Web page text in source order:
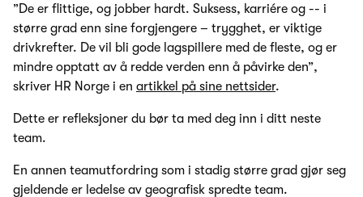
”De er flittige, og jobber hardt. Suksess, karriére og -- i
større grad enn sine forgjengere – trygghet, er viktige
drivkrefter. De vil bli gode lagspillere med de fleste, og er
mindre opptatt av å redde verden enn å påvirke den”,
skriver HR Norge i en artikkel på sine nettsider.
Dette er refleksjoner du bør ta med deg inn i ditt neste
team.
En annen teamutfordring som i stadig større grad gjør seg
gjeldende er ledelse av geografisk spredte team.